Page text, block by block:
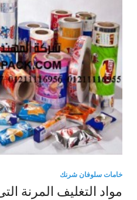
خامات سلوفان شرنك
مواد التغليف المرنة